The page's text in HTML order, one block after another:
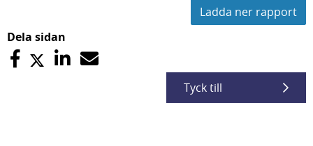
Ladda ner rapport
Dela sidan
Tyck till